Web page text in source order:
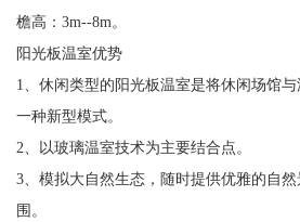
檐高：3m--8m。
阳光板温室优势
1、休闲类型的阳光板温室是将休闲场馆
一种新型模式。
2、以玻璃温室技术为主要结合点。
3、模拟大自然生态，随时提供优雅的自
围。